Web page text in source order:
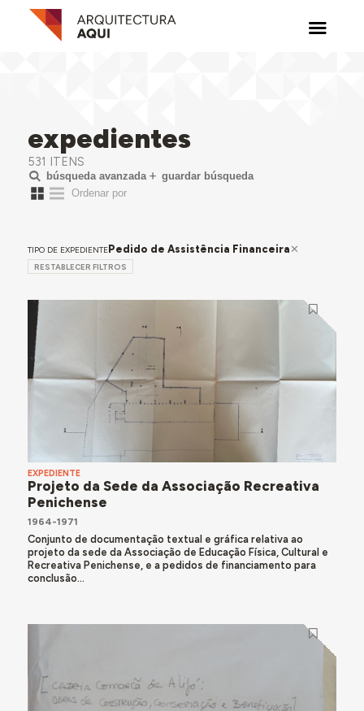
expedientes
531 ITENS
búsqueda avanzada guardar búsqueda
TIPO DE EXPEDIENTEPedido de Assistência Financeira
RESTABLECER FILTROS
EXPEDIENTE
Projeto da Sede da Associação Recreativa
Penichense
1964-1971
Conjunto de documentação textual e gráfica relativa ao
projeto da sede da Associação de Educação Física, Cultural e
Recreativa Penichense, e a pedidos de financiamento para
conclusão...